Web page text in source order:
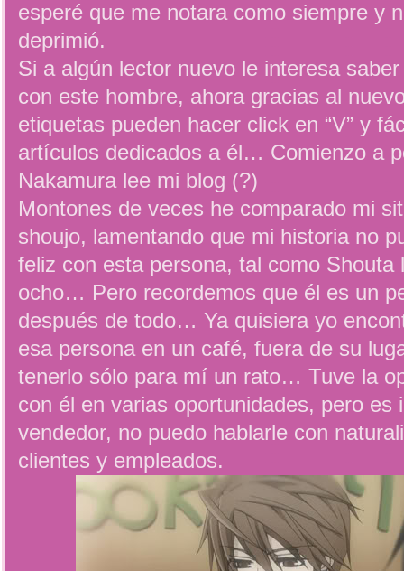
esperé que me notara como siempre y
deprimió.
Si a algún lector nuevo le interesa
con este hombre, ahora gracias al
etiquetas pueden hacer click en “V” y
artículos dedicados a él… Comienzo a
Nakamura lee mi blog (?)
Montones de veces he comparado mi
shoujo, lamentando que mi historia no
feliz con esta persona, tal como Shouta
ocho… Pero recordemos que él es un
después de todo… Ya quisiera yo
esa persona en un café, fuera de su
tenerlo sólo para mí un rato… Tuve la
con él en varias oportunidades, pero es
vendedor, no puedo hablarle con
clientes y empleados.